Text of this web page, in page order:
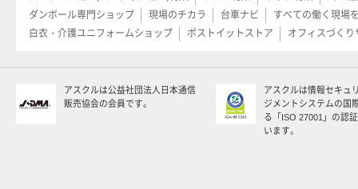
ダンボール専門ショップ
現場のチカラ 台車ナビ
すべての働く現場
白衣・介護ユニフォームショップ
ポストイットストア オフィスづくり
アスクルは公益社団法人日本通信
販売協会の会員です。
アスクルは情報セキュ
ジメントシステムの国
る「ISO 27001」の認
います。